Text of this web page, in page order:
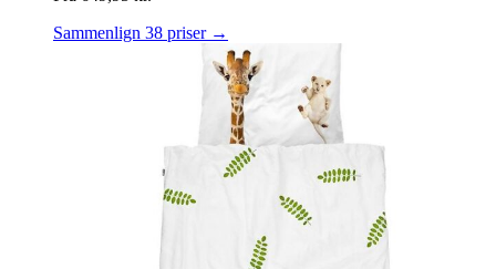
Sammenlign 38 priser →